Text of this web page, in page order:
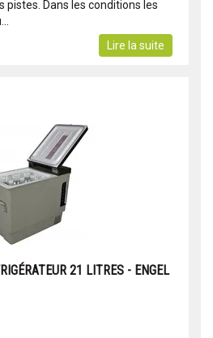
pistes. Dans les conditions les
Lire la suite
21 LITRES - ENGEL